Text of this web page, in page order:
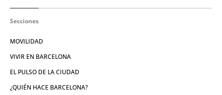
Secciones
MOVILIDAD
VIVIR EN BARCELONA
EL PULSO DE LA CIUDAD
¿QUIÉN HACE BARCELONA?